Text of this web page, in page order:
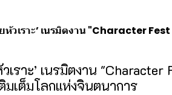
เราะ’ เนรมิตงาน "Character Fest
เราะ’ เนรมิตงาน
มเต็มโลกแห่งจินตนาการ